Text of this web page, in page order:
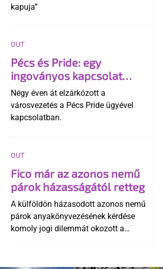
kapuja”
Pécs és Pride: egy
ingoványos kapcsolat
története
Négy éven át elzárkózott a
városvezetés a Pécs Pride ügyével
kapcsolatban.
OUT
Fico már az azonos nemű
párok házasságától retteg
A külföldön házasodott azonos nemű
párok anyakönyvezésének kérdése
komoly jogi dilemmát okozott a
egyértelműen tiltja a házasságuk
OUT